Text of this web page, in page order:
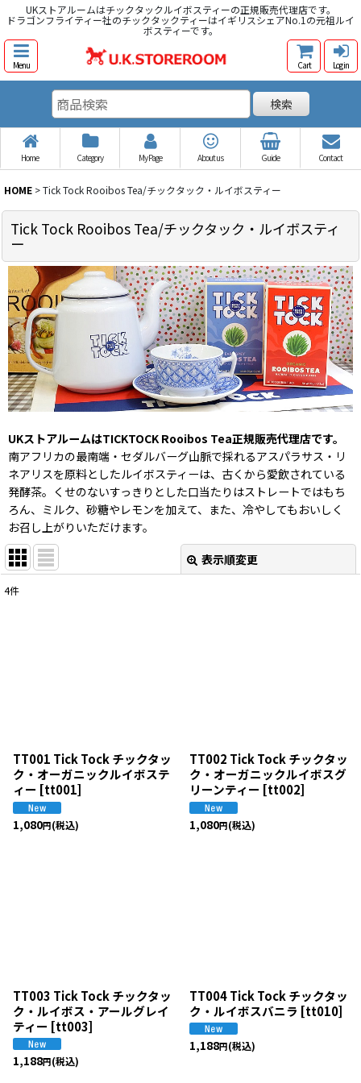
UKストアルームはチックタックルイボスティーの正規販売代理店です。
ドラゴンフライティー社のチックタックティーはイギリスシェアNo.1の元祖ルイ
ボスティーです。
Menu Cart Log in
検索
Home Category My Page About us Guide Contact
HOME >Tick Tock Rooibos Tea/チックタック・ルイボスティー
Tick Tock Rooibos Tea/チックタック・ルイボスティ
ー
UKストアルームはTICKTOCK Rooibos Tea正規販売代理店です。
南アフリカの最南端・セダルバーグ山脈で採れるアスパラサス・リ
ネアリスを原料としたルイボスティーは、古くから愛飲されている
発酵茶。くせのないすっきりとした口当たりはストレートではもち
ろん、ミルク、砂糖やレモンを加えて、また、冷やしてもおいしく
お召し上がりいただけます。
表示順変更
4件
TT001 Tick Tock チックタッ
ク・オーガニックルイボステ
ィー [tt001]
1,080円(税込)
TT002 Tick Tock チックタッ
ク・オーガニックルイボスグ
リーンティー [tt002]
1,080円(税込)
TT003 Tick Tock チックタッ
ク・ルイボス・アールグレイ
ティー [tt003]
1,188円(税込)
TT004 Tick Tock チックタッ
ク・ルイボスバニラ [tt010]
1,188円(税込)